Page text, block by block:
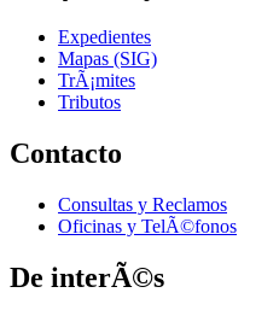
Expedientes
Mapas (SIG)
TrÃ¡mites
Tributos
Contacto
Consultas y Reclamos
Oficinas y TelÃ©fonos
De interÃ©s